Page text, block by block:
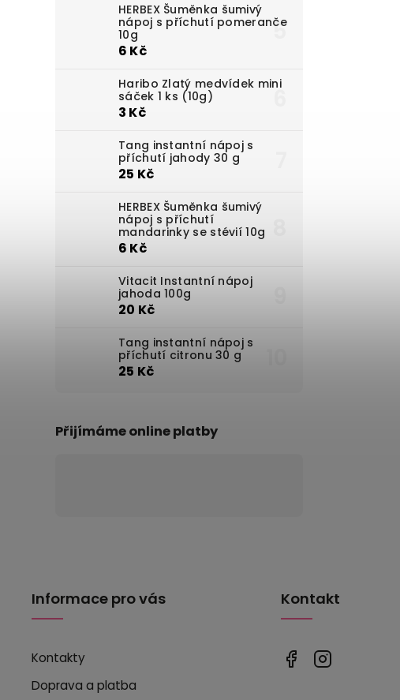
HERBEX Šuměnka šumivý
nápoj s příchutí pomeranče
10g
6 Kč
Haribo Zlatý medvídek mini
sáček 1 ks (10g)
3 Kč
Tang instantní nápoj s
příchutí jahody 30 g
25 Kč
HERBEX Šuměnka šumivý
nápoj s příchutí
mandarinky se stévií 10g
6 Kč
Vitacit Instantní nápoj
jahoda 100g
20 Kč
Tang instantní nápoj s
příchutí citronu 30 g
25 Kč
Přijímáme online platby
Informace pro vás
Kontakty
Doprava a platba
Kontakt